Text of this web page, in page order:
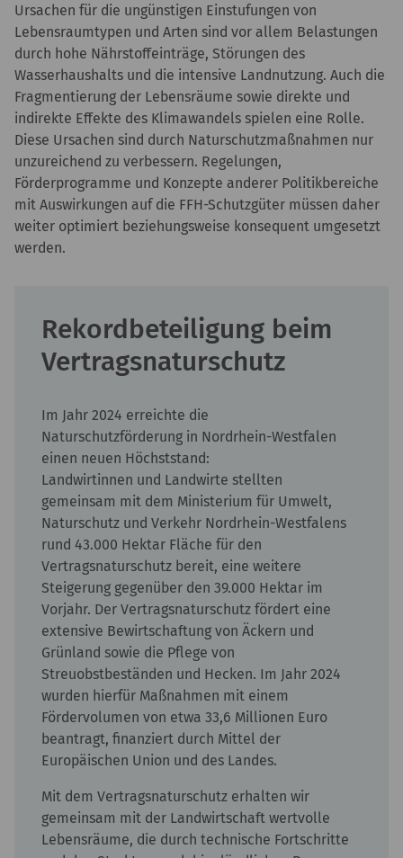
Ursachen für die ungünstigen Einstufungen von
Lebensraumtypen und Arten sind vor allem Belastungen
durch hohe Nährstoffeinträge, Störungen des
Wasserhaushalts und die intensive Landnutzung. Auch die
Fragmentierung der Lebensräume sowie direkte und
indirekte Effekte des Klimawandels spielen eine Rolle.
Diese Ursachen sind durch Naturschutzmaßnahmen nur
unzureichend zu verbessern. Regelungen,
Förderprogramme und Konzepte anderer Politikbereiche
mit Auswirkungen auf die FFH-Schutzgüter müssen daher
weiter optimiert beziehungsweise konsequent umgesetzt
werden.
Rekordbeteiligung beim
Vertragsnaturschutz
Im Jahr 2024 erreichte die
Naturschutzförderung in Nordrhein-Westfalen
einen neuen Höchststand:
Landwirtinnen und Landwirte stellten
gemeinsam mit dem Ministerium für Umwelt,
Naturschutz und Verkehr Nordrhein-Westfalens
rund 43.000 Hektar Fläche für den
Vertragsnaturschutz bereit, eine weitere
Steigerung gegenüber den 39.000 Hektar im
Vorjahr. Der Vertragsnaturschutz fördert eine
extensive Bewirtschaftung von Äckern und
Grünland sowie die Pflege von
Streuobstbeständen und Hecken. Im Jahr 2024
wurden hierfür Maßnahmen mit einem
Fördervolumen von etwa 33,6 Millionen Euro
beantragt, finanziert durch Mittel der
Europäischen Union und des Landes.
Mit dem Vertragsnaturschutz erhalten wir
gemeinsam mit der Landwirtschaft wertvolle
Lebensräume, die durch technische Fortschritte